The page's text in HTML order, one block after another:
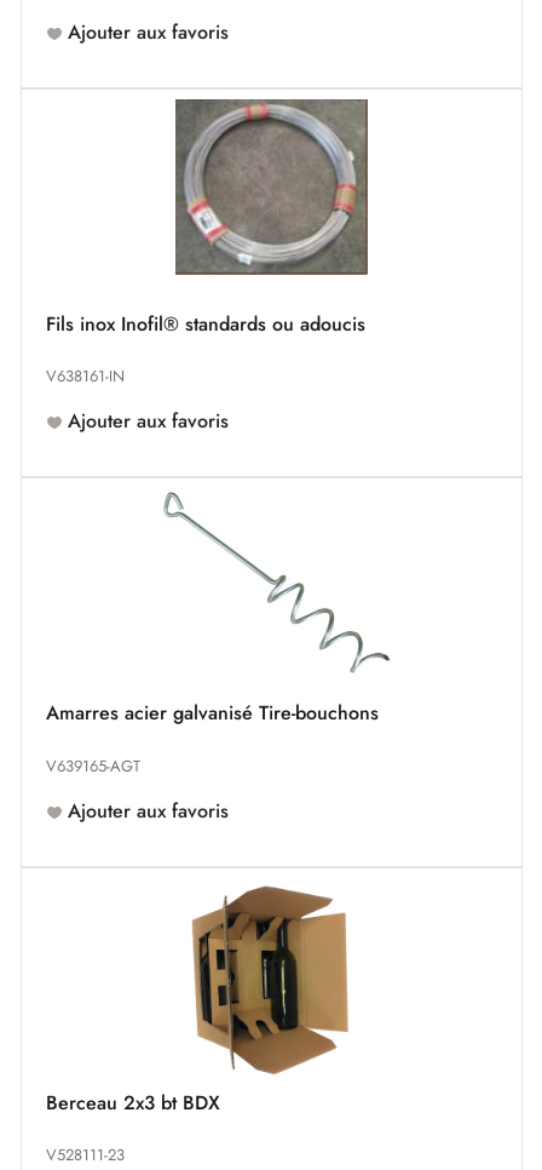
Ajouter aux favoris
Fils inox Inofil® standards ou adoucis
V638161-IN
Ajouter aux favoris
Amarres acier galvanisé Tire-bouchons
V639165-AGT
Ajouter aux favoris
Berceau 2x3 bt BDX
V528111-23